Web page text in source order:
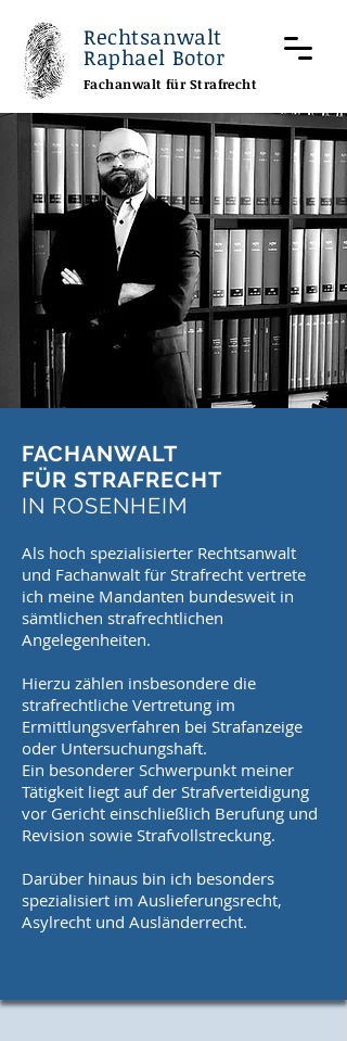
Fachanwalt für Strafrecht
Rechtsanwalt
Raphael Botor
FACHANWALT
FÜR STRAFRECHT
IN ROSENHEIM
Als hoch spezialisierter Rechtsanwalt
und Fachanwalt für Strafrecht vertrete
ich meine Mandanten bundesweit in
sämtlichen strafrechtlichen
Angelegenheiten.
Hierzu zählen insbesondere die
strafrechtliche Vertretung im
Ermittlungsverfahren bei Strafanzeige
oder Untersuchungshaft.
Ein besonderer Schwerpunkt meiner
Tätigkeit liegt auf der Strafverteidigung
vor Gericht einschließlich Berufung und
Revision sowie Strafvollstreckung.
Darüber hinaus bin ich besonders
spezialisiert im Auslieferungsrecht,
Asylrecht und Ausländerrecht.